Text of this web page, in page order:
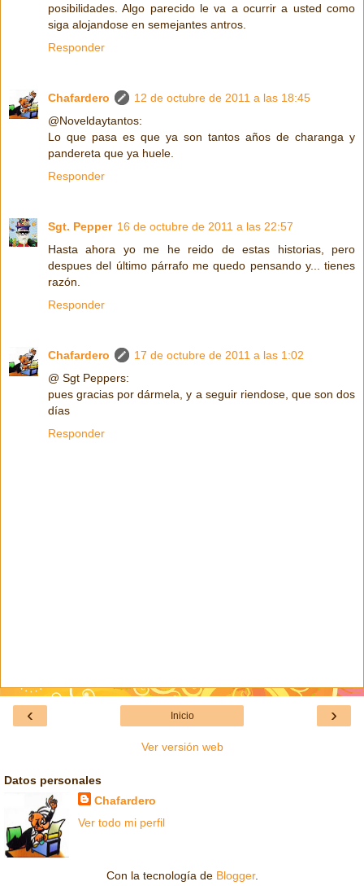
posibilidades. Algo parecido le va a ocurrir a usted como
siga alojandose en semejantes antros.
Responder
Chafardero
12 de octubre de 2011 a las 18:45
@Noveldaytantos:
Lo que pasa es que ya son tantos años de charanga y
pandereta que ya huele.
Responder
Sgt. Pepper 16 de octubre de 2011 a las 22:57
Hasta ahora yo me he reido de estas historias, pero
despues del último párrafo me quedo pensando y... tienes
razón.
Responder
Chafardero
17 de octubre de 2011 a las 1:02
@ Sgt Peppers:
pues gracias por dármela, y a seguir riendose, que son dos
días
Responder
‹ ›
Inicio
Ver versión web
Datos personales
Chafardero
Ver todo mi perfil
Con la tecnología de Blogger.